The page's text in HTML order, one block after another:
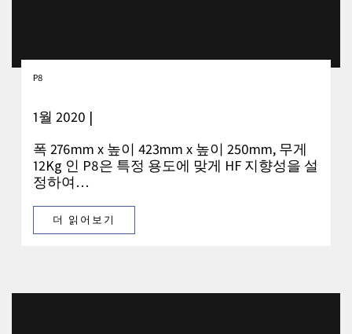
P8
1월 2020 |
폭 276mm x 높이 423mm x 높이 250mm, 무게
12Kg 인 P8은 특정 용도에 맞게 HF 지향성을 설
정하여…
더 읽어보기